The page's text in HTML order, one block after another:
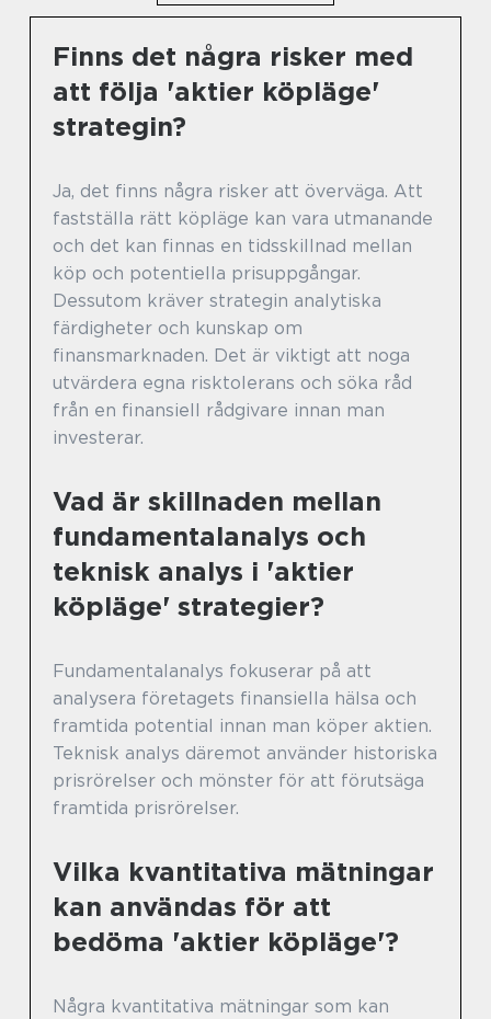
Finns det några risker med
att följa 'aktier köpläge'
strategin?
Ja, det finns några risker att överväga. Att
fastställa rätt köpläge kan vara utmanande
och det kan finnas en tidsskillnad mellan
köp och potentiella prisuppgångar.
Dessutom kräver strategin analytiska
färdigheter och kunskap om
finansmarknaden. Det är viktigt att noga
utvärdera egna risktolerans och söka råd
från en finansiell rådgivare innan man
investerar.
Vad är skillnaden mellan
fundamentalanalys och
teknisk analys i 'aktier
köpläge' strategier?
Fundamentalanalys fokuserar på att
analysera företagets finansiella hälsa och
framtida potential innan man köper aktien.
Teknisk analys däremot använder historiska
prisrörelser och mönster för att förutsäga
framtida prisrörelser.
Vilka kvantitativa mätningar
kan användas för att
bedöma 'aktier köpläge'?
Några kvantitativa mätningar som kan